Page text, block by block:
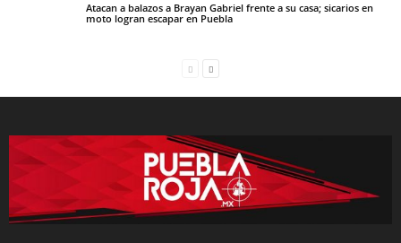
Atacan a balazos a Brayan Gabriel frente a su casa; sicarios en
moto logran escapar en Puebla